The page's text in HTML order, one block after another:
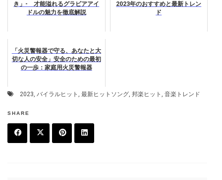
き」- 才能溢れるグラビアアイ
ドルの魅力を徹底解説
2023年のおすすめと最新トレン
ド
「火災警報器で守る、あなたと大
切な人の安全」安全のための最初
の一歩：家庭用火災警報器
2023, バイラルヒット , 最新ヒットソング, 邦楽ヒット , 音楽トレンド
SHARE